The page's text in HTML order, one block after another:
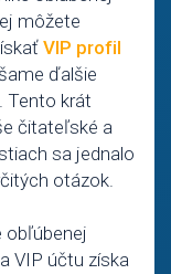
môžete
VIP profil
ďalšie
Tento krát
čitateľské a
sa jednalo
otázok.
obľúbenej
VIP účtu získa